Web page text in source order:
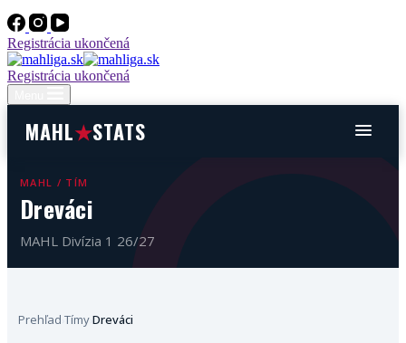
Registrácia ukončená
Registrácia ukončená
MAHL★STATS
MAHL / TÍM
Dreváci
MAHL Divízia 1 26/27
Prehľad TímyDreváci